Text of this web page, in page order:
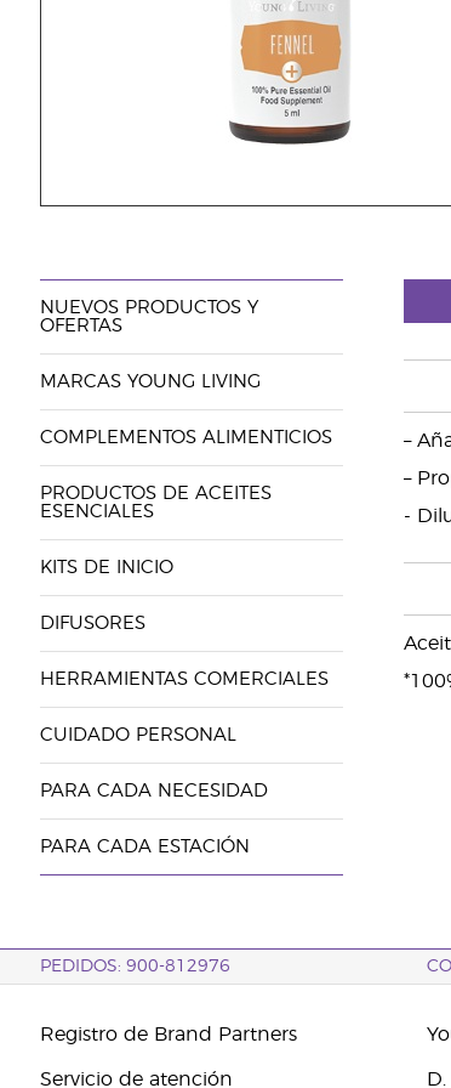
NUEVOS PRODUCTOS Y
OFERTAS
MARCAS YOUNG LIVING
COMPLEMENTOS ALIMENTICIOS
PRODUCTOS DE ACEITES
ESENCIALES
KITS DE INICIO
DIFUSORES
HERRAMIENTAS COMERCIALES
CUIDADO PERSONAL
PARA CADA NECESIDAD
PARA CADA ESTACIÓN
–
–
-
PEDIDOS: 900-812976
Registro de Brand Partners
Servicio de atención